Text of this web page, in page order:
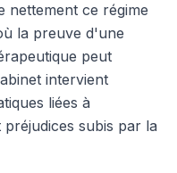
nettement ce régime
la preuve d'une
peut
intervient
liées à
subis par la